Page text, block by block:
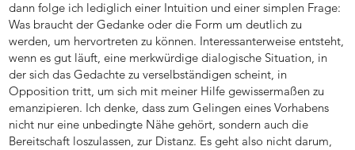
dann folge ich lediglich einer Intuition und einer simplen Frage:
Was braucht der Gedanke oder die Form um deutlich zu
werden, um hervortreten zu können. Interessanterweise entsteht,
wenn es gut läuft, eine merkwürdige dialogische Situation, in
der sich das Gedachte zu verselbständigen scheint, in
Opposition tritt, um sich mit meiner Hilfe gewissermaßen zu
emanzipieren. Ich denke, dass zum Gelingen eines Vorhabens
nicht nur eine unbedingte Nähe gehört, sondern auch die
Bereitschaft loszulassen, zur Distanz. Es geht also nicht darum,